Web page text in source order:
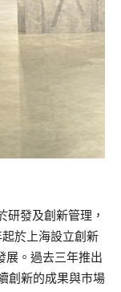
研發及創新管理，
於上海設立創新
展。過去三年推出
創新的成果與市場